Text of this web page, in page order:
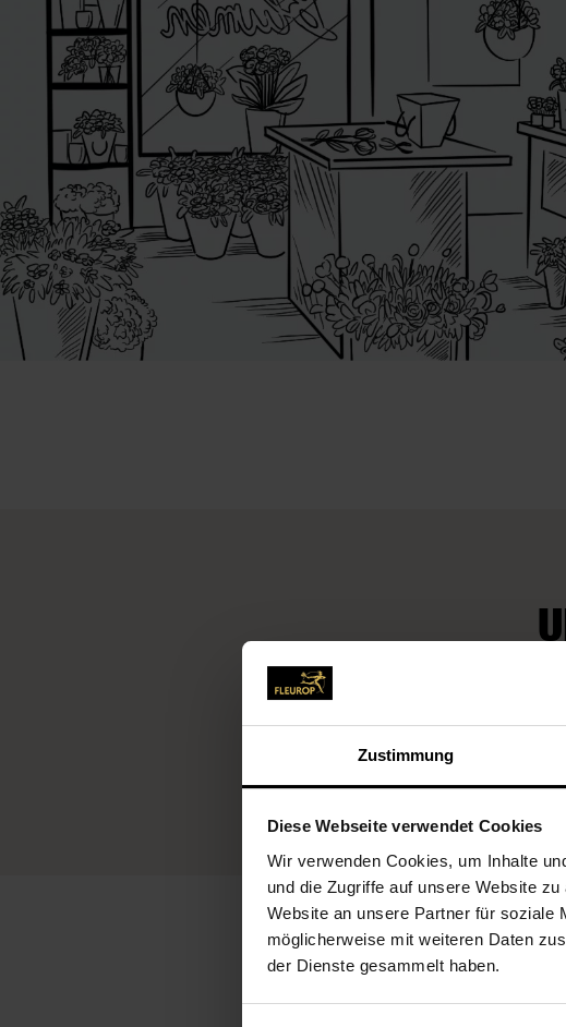
Zustimmung
Diese Webseite verwendet Cookies
Wir verwenden Cookies, um Inhalte
und die Zugriffe auf unsere Website
Website an unsere Partner für soziale
möglicherweise mit weiteren Daten
der Dienste gesammelt haben.